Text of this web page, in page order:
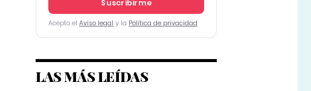
Suscribirme
Acepto el Aviso legal y la Política de privacidad
LAS MÁS LEÍDAS